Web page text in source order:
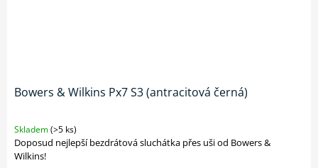
Bowers & Wilkins Px7 S3 (antracitová černá)
Skladem(>5 ks)
Doposud nejlepší bezdrátová sluchátka přes uši od Bowers &
Wilkins!